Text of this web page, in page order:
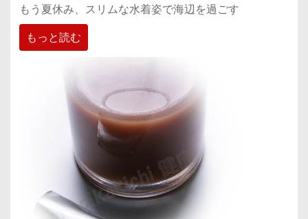
もう夏休み、スリムな水着姿で海辺を過ごす
もっと読む